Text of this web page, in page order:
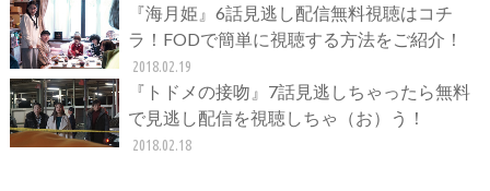
『海月姫』6話見逃し配信無料視聴はコチ
ラ！FODで簡単に視聴する方法をご紹介！
2018.02.19
『トドメの接吻』7話見逃しちゃったら無料
で見逃し配信を視聴しちゃ（お）う！
2018.02.18